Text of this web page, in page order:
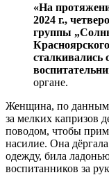
«На
2024 г.,
группы
сталкивались
органе.
Женщина, по данным
за мелких капризов
поводом, чтобы
насилие. Она
одежду, била
воспитанников за